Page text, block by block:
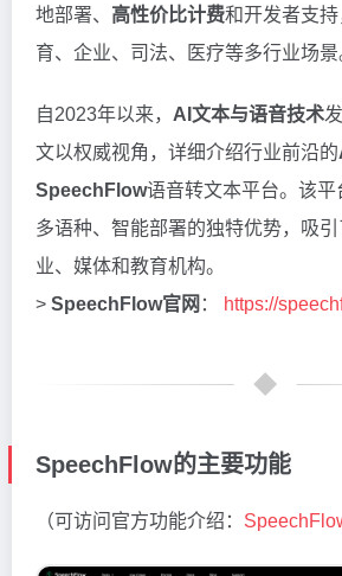
地部署、 高性价比计费和开发者支
育、企业、司法、医疗等多行业场景
自2023年以来， AI文本与语音技术
文以权威视角，详细介绍行业前沿的
SpeechFlow语音转文本平台。该平
多语种、智能部署的独特优势，吸
业、媒体和教育机构。
> SpeechFlow官网 ： https://
SpeechFlow的主要功能
（可访问官方功能介绍：